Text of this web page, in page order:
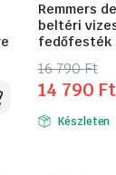
Remmers
beltéri
fedőfesték
16 790Ft
Original
price
was:
14 790 Ft
Current
price
is:
Ennek
a
terméknek
Készleten